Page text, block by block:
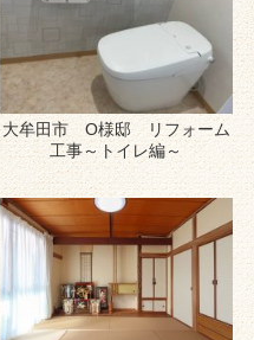
大牟田市 O様邸 リフォーム
工事～トイレ編～